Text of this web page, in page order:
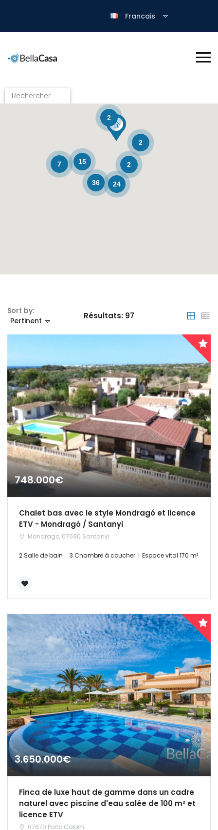
Francais
24
2
15
36
7
2
2
Sort by:
Pertinent
Résultats: 97
748.000€
Chalet bas avec le style Mondragó et licence
ETV - Mondragó / Santanyi
Mondrago, 07690 Santanyi
2 Salle de bain 3 Chambre à coucher Espace vital 170 m²
3.650.000€
Finca de luxe haut de gamme dans un cadre
naturel avec piscine d'eau salée de 100 m² et
licence ETV
07670 Porto Colom